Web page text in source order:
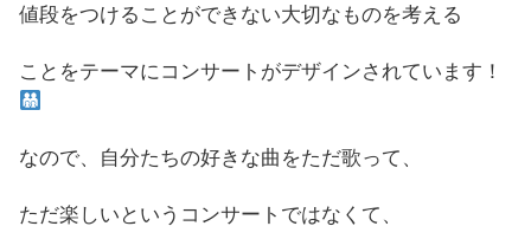
値段をつけることができない大切なものを考える
ことをテーマにコンサートがデザインされています！
なので、自分たちの好きな曲をただ歌って、
ただ楽しいというコンサートではなくて、